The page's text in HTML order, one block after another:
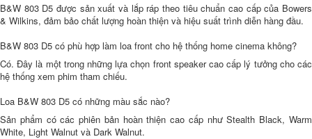
B&W 803 D5 được sản xuất và lắp ráp theo tiêu chuẩn cao cấp của Bowers
& Wilkins, đảm bảo chất lượng hoàn thiện và hiệu suất trình diễn hàng đầu.
B&W 803 D5 có phù hợp làm loa front cho hệ thống home cinema không?
Có. Đây là một trong những lựa chọn front speaker cao cấp lý tưởng cho các
hệ thống xem phim tham chiếu.
Loa B&W 803 D5 có những màu sắc nào?
Sản phẩm có các phiên bản hoàn thiện cao cấp như Stealth Black, Warm
White, Light Walnut và Dark Walnut.